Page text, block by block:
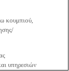
κουμπιού,
υπηρεσιών